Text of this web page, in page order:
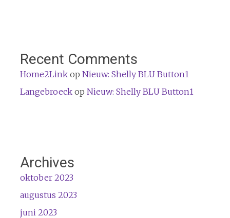
Recent Comments
Home2Linkop Nieuw: Shelly BLU Button1
Langebroeckop Nieuw: Shelly BLU Button1
Archives
oktober 2023
augustus 2023
juni 2023